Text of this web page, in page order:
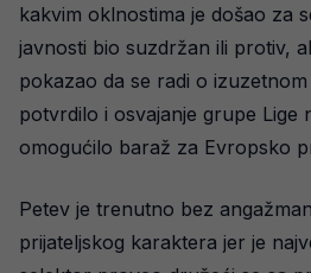
kakvim oklnostima je došao za
javnosti bio suzdržan ili protiv,
pokazao da se radi o
potvrdilo i osvajanje grupe Lige
omogućilo baraž za Evropsko
Petev je trenutno bez
prijateljskog karaktera jer je